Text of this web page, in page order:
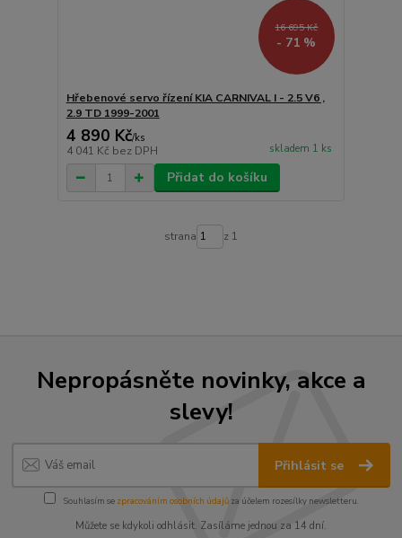
16 695 Kč
- 71 %
Hřebenové servo řízení KIA CARNIVAL I - 2.5 V6 ,
2.9 TD 1999-2001
4 890 Kč/ks
4 041 Kč bez DPH skladem 1 ks
Přidat do košíku
strana z 1
Nepropásněte novinky, akce a
slevy!
Přihlásit se
Souhlasím se zpracováním osobních údajůza účelem rozesílky newsletteru.
Můžete se kdykoli odhlásit. Zasíláme jednou za 14 dní.